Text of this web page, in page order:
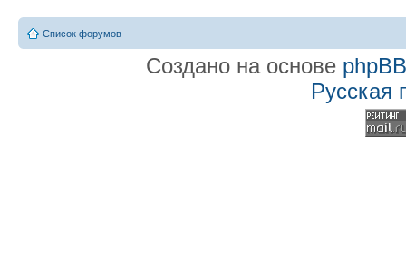
Список форумов
Создано на основе phpBB
Русская